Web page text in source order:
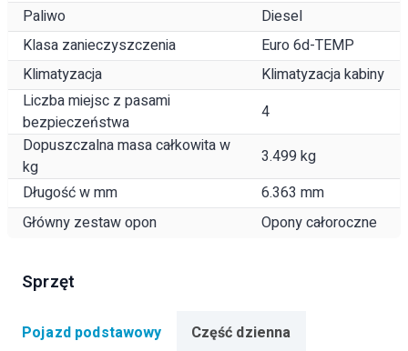
Paliwo
Diesel
Klasa zanieczyszczenia
Euro 6d-TEMP
Klimatyzacja
Klimatyzacja kabiny
Liczba miejsc z pasami
bezpieczeństwa
4
Dopuszczalna masa całkowita w
kg
3.499 kg
Długość w mm
6.363 mm
Główny zestaw opon
Opony całoroczne
Sprzęt
Pojazd podstawowy
Część dzienna